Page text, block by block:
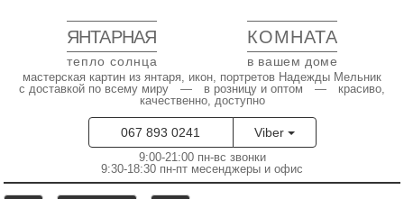
ЯНТАРНАЯ КОМНАТА
тепло солнца в вашем доме
мастерская картин из янтаря, икон, портретов Надежды Мельник
с доставкой по всему миру — в розницу и оптом — красиво,
качественно, доступно
067 893 0241 Viber
9:00-21:00 пн-вс звонки
9:30-18:30 пн-пт месенджеры и офис